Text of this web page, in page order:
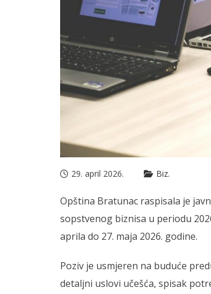
29. april 2026. Biz.
Opština Bratunac raspisala je
sopstvenog biznisa u periodu
aprila do 27. maja 2026. godine.
Poziv je usmjeren na buduće
detaljni uslovi učešća, spisak